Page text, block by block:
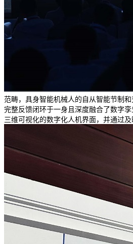
范畴，具身智能机械人的自从智能节制
完整反馈闭环于一身且深度融合了数字
三维可视化的数字化人机界面，并通过